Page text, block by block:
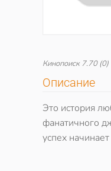
Кинопоиск 7.70(0)
Описание
Это история
фанатичного
успех